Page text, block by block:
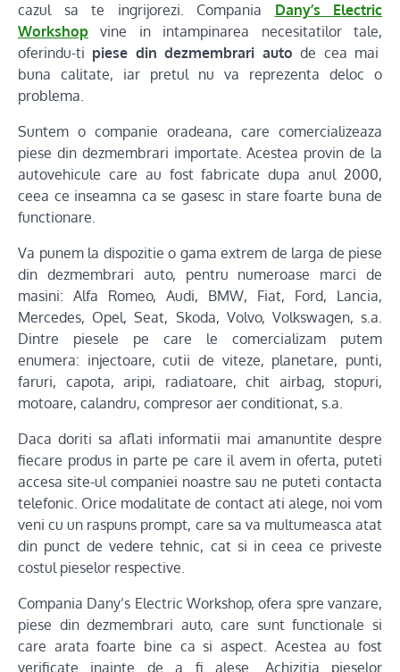
cazul sa te ingrijorezi. Compania Dany’s Electric
Workshop vine in intampinarea necesitatilor tale,
oferindu-ti piese din dezmembrari auto de cea mai
buna calitate, iar pretul nu va reprezenta deloc o
problema.
Suntem o companie oradeana, care comercializeaza
piese din dezmembrari importate. Acestea provin de la
autovehicule care au fost fabricate dupa anul 2000,
ceea ce inseamna ca se gasesc in stare foarte buna de
functionare.
Va punem la dispozitie o gama extrem de larga de piese
din dezmembrari auto, pentru numeroase marci de
masini: Alfa Romeo, Audi, BMW, Fiat, Ford, Lancia,
Mercedes, Opel, Seat, Skoda, Volvo, Volkswagen, s.a.
Dintre piesele pe care le comercializam putem
enumera: injectoare, cutii de viteze, planetare, punti,
faruri, capota, aripi, radiatoare, chit airbag, stopuri,
motoare, calandru, compresor aer conditionat, s.a.
Daca doriti sa aflati informatii mai amanuntite despre
fiecare produs in parte pe care il avem in oferta, puteti
accesa site-ul companiei noastre sau ne puteti contacta
telefonic. Orice modalitate de contact ati alege, noi vom
veni cu un raspuns prompt, care sa va multumeasca atat
din punct de vedere tehnic, cat si in ceea ce priveste
costul pieselor respective.
Compania Dany’s Electric Workshop, ofera spre vanzare,
piese din dezmembrari auto, care sunt functionale si
care arata foarte bine ca si aspect. Acestea au fost
verificate inainte de a fi alese. Achizitia pieselor